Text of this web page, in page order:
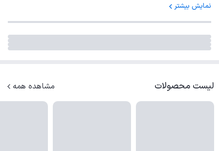
نمایش بیشتر
لیست محصولات مشاهده همه